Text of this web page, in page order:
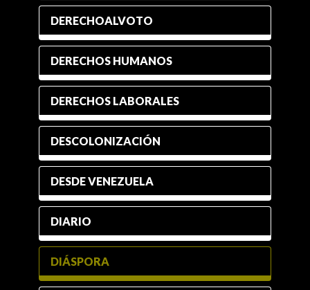
DERECHOALVOTO
DERECHOS HUMANOS
DERECHOS LABORALES
DESCOLONIZACIÓN
DESDE VENEZUELA
DIARIO
DIÁSPORA